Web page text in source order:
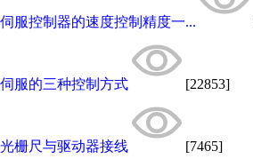
伺服控制器的速度控制精度一...
伺服的三种控制方式 [22853]
光栅尺与驱动器接线 [7465]